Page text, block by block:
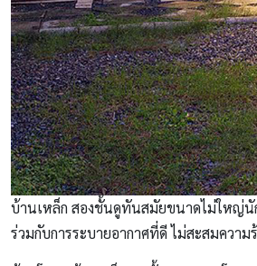
บ้านเหล็ก สองชั้นดูทันสมัยขนาดไม่ใหญ่
ร่วมกับการระบายอากาศที่ดี ไม่สะสมความ